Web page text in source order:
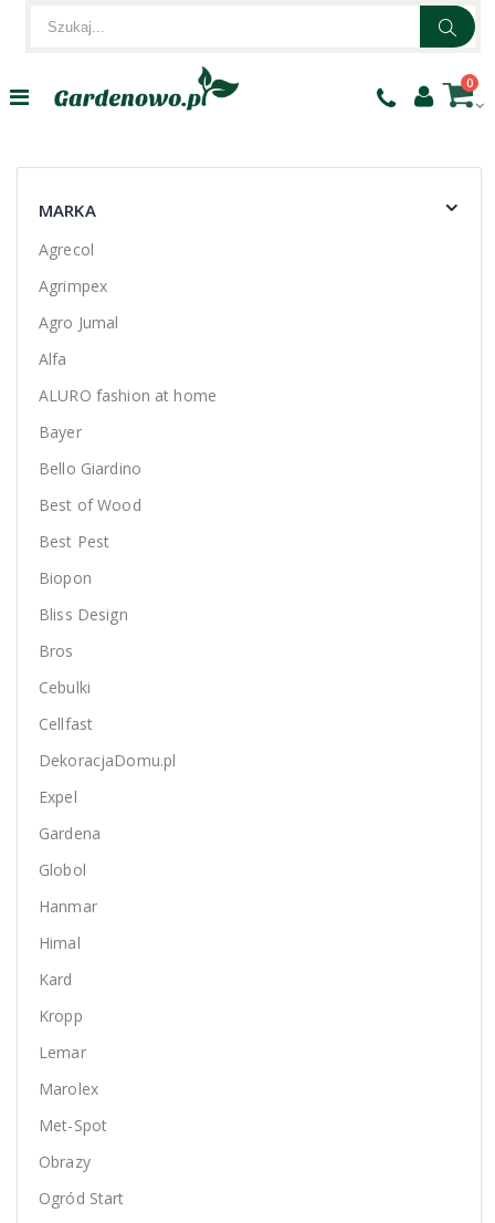
0
MARKA
Agrecol
Agrimpex
Agro Jumal
Alfa
ALURO fashion at home
Bayer
Bello Giardino
Best of Wood
Best Pest
Biopon
Bliss Design
Bros
Cebulki
Cellfast
DekoracjaDomu.pl
Expel
Gardena
Globol
Hanmar
Himal
Kard
Kropp
Lemar
Marolex
Met-Spot
Obrazy
Ogród Start